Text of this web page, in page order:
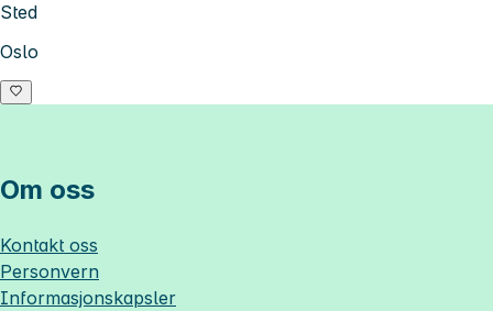
Sted
Oslo
Om oss
Kontakt oss
Personvern
Informasjonskapsler